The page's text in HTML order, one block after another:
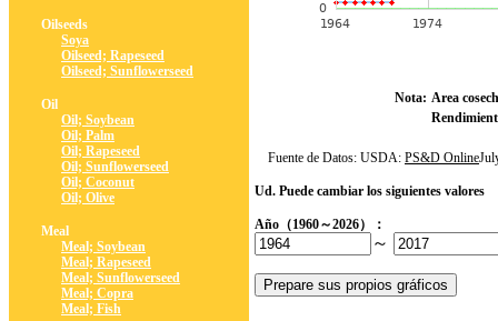
Oilseeds
Soya
Oilseed; Rapeseed
Oilseed; Sunflowerseed
Oil
Oil; Soybean
Oil; Palm
Oil; Rapeseed
Oil; Sunflowerseed
Oil; Coconut
Oil; Olive
Meal
Meal; Soybean
Meal; Rapeseed
Meal; Sunflowerseed
Meal; Copra
Meal; Fish
Nota: Area
Fuente de Datos: USDA: PS&D Online
Ud. Puede cambiar los siguientes valores
Año（1960～2026）：
～